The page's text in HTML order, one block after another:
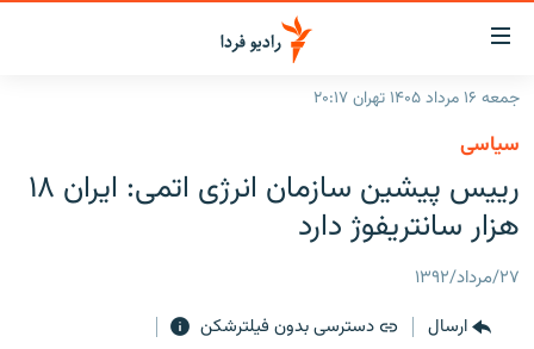
لینک‌های
قابلیت
دسترسی
بازگشت
منوی
اصلی
رفتن
صفحه
جهان
برنامه‌های رادیویی
پادکست
چندرسانه‌ای
جمعه ۱۶ مرداد ۱۴۰۵ تهران ۲۰:۱۷
سیاسی
رییس پیشین سازمان انرژی اتمی: ایران ۱۸
هزار سانتریفوژ دارد
۲۷/مرداد/۱۳۹۲
ارسال
دسترسی بدون فیلترشکن